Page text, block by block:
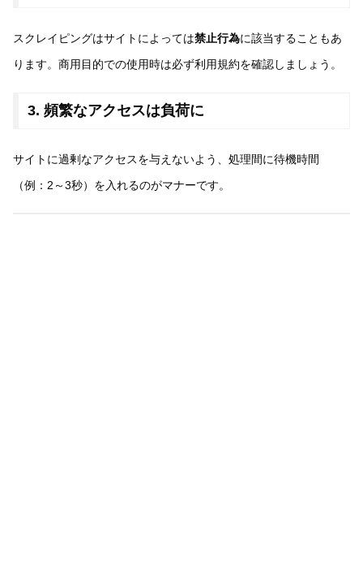
スクレイピングはサイトによっては禁止行為に該当することもあ
ります。商用目的での使用時は必ず利用規約を確認しましょう。
3. 頻繁なアクセスは負荷に
サイトに過剰なアクセスを与えないよう、処理間に待機時間
（例：2～3秒）を入れるのがマナーです。